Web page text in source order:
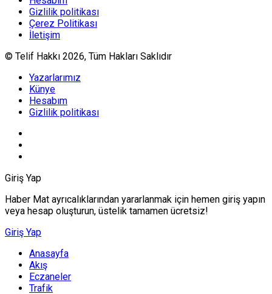
Gizlilik politikası
Çerez Politikası
İletişim
© Telif Hakkı 2026, Tüm Hakları Saklıdır
Yazarlarımız
Künye
Hesabım
Gizlilik politikası
Giriş Yap
Haber Mat ayrıcalıklarından yararlanmak için hemen giriş yapın
veya hesap oluşturun, üstelik tamamen ücretsiz!
Giriş Yap
Anasayfa
Akış
Eczaneler
Trafik